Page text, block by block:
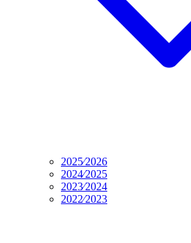
2025⁄2026
2024⁄2025
2023⁄2024
2022⁄2023